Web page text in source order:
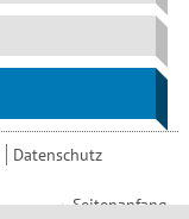
Datenschutz
Seitenanfang